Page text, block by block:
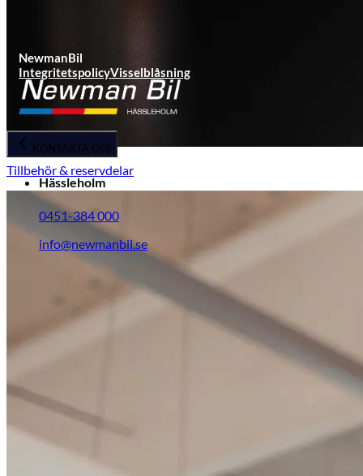
Tillbehör & reservdelar
NewmanBil
IntegritetspolicyVisselblåsning
KONTAKTA OSS
Hässleholm
0451-384 000
info@newmanbil.se